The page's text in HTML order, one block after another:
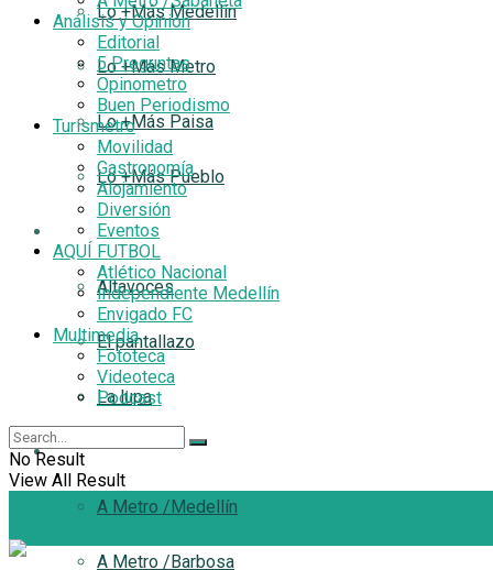
Lo +Más Medellín
Lo +Más Metro
Lo +Más Paisa
Lo +Más Pueblo
Filtro
Altavoces
El pantallazo
La lupa
A Metro
A Metro /Medellín
A Metro /Barbosa
Análisis y Opinión
Editorial
5 Preguntas
Opinometro
Buen Periodismo
Turismetro
Movilidad
Gastronomía
Alojamiento
Diversión
Eventos
AQUÍ FUTBOL
Atlético Nacional
Independiente Medellín
Envigado FC
Multimedia
Fototeca
Videoteca
Podcast
No Result
View All Result